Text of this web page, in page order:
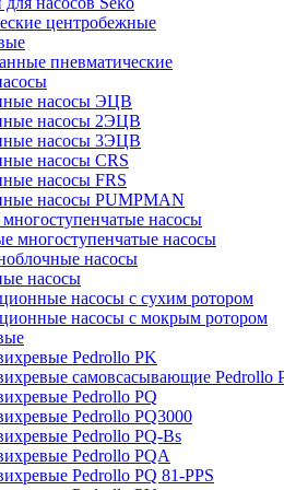
центробежные
пневматические
насосы ЭЦВ
насосы 2ЭЦВ
насосы 3ЭЦВ
насосы CRS
насосы FRS
насосы PUMPMAN
насосы
многоступенчатые насосы
насосы
насосы
насосы с сухим ротором
насосы с мокрым ротором
Pedrollo PK
самовсасывающие Pedrollo
Pedrollo PQ
Pedrollo PQ3000
Pedrollo PQ-Bs
Pedrollo PQA
Pedrollo PQ 81-PPS